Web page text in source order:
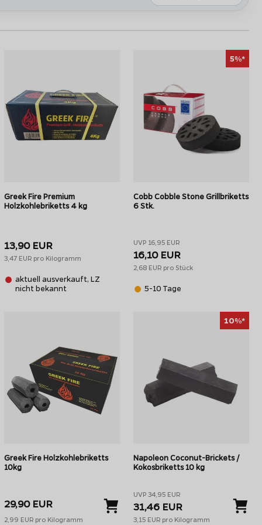
aus hochwertigeren Materialien hergestellt als preiswerte
als bei hochwertigen Sorten wie zum Beispiel den
Grillbriketts aus Kokosnussschalen im Anzündkamin
Auch wenn hochwertige Briketts teurer sind als die
Briketts benötigen.
ein Gang gegrillt werden soll. Dafür muss man etwas
entzünden.
Grill eingefüllt werden und ein langes Grillvergnügen kann
Greek Fire Premium
Holzkohlebriketts 4 kg
13,90 EUR
3,47 EUR pro Kilogramm
aktuell ausverkauft, LZ
nicht bekannt
5%*
Cobb Cobble Stone Grillbriketts
6 Stk.
UVP 16,95 EUR
16,10 EUR
2,68 EUR pro Stück
5-10 Tage
Greek Fire Holzkohlebriketts
10kg
29,90 EUR
2,99 EUR pro Kilogramm
10%*
Napoleon Coconut-Brickets /
Kokosbriketts 10 kg
UVP 34,95 EUR
31,46 EUR
3,15 EUR pro Kilogramm